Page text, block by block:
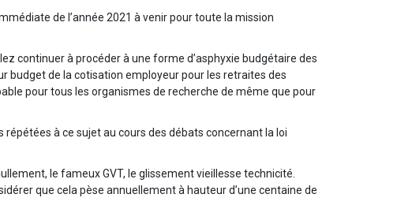
de l’année 2021 à venir pour toute la mission
continuer à procéder à une forme d’asphyxie budgétaire des
budget de la cotisation employeur pour les retraites des
pour tous les organismes de recherche de même que pour
à ce sujet au cours des débats concernant la loi
le fameux GVT, le glissement vieillesse technicité.
que cela pèse annuellement à hauteur d’une centaine de